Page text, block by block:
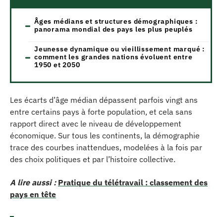
Âges médians et structures démographiques :
panorama mondial des pays les plus peuplés
Jeunesse dynamique ou vieillissement marqué :
comment les grandes nations évoluent entre
1950 et 2050
Les écarts d’âge médian dépassent parfois vingt ans
entre certains pays à forte population, et cela sans
rapport direct avec le niveau de développement
économique. Sur tous les continents, la démographie
trace des courbes inattendues, modelées à la fois par
des choix politiques et par l’histoire collective.
A lire aussi : Pratique du télétravail : classement des
pays en tête